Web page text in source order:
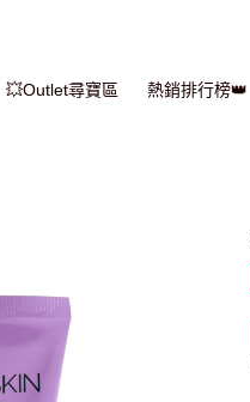
💥Outlet尋寶區 熱銷排行榜👑